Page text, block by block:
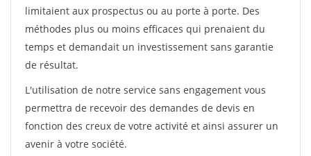
limitaient aux prospectus ou au porte à porte. Des
méthodes plus ou moins efficaces qui prenaient du
temps et demandait un investissement sans garantie
de résultat.
L'utilisation de notre service sans engagement vous
permettra de recevoir des demandes de devis en
fonction des creux de votre activité et ainsi assurer un
avenir à votre société.